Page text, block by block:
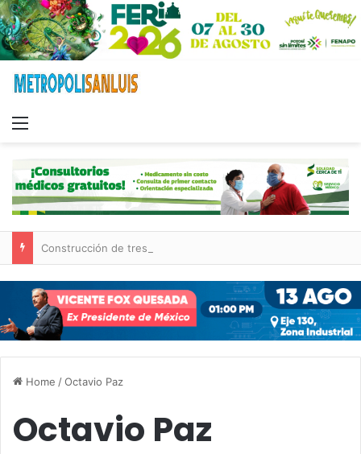
Home /Octavio Paz
Octavio Paz